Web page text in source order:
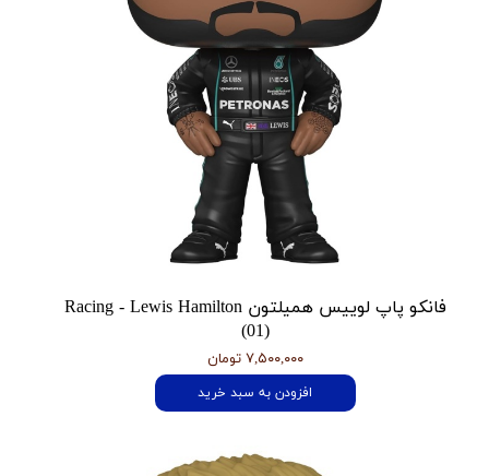
فانکو پاپ لوییس همیلتون Racing - Lewis Hamilton
(01)
۷,۵۰۰,۰۰۰ تومان
افزودن به سبد خرید